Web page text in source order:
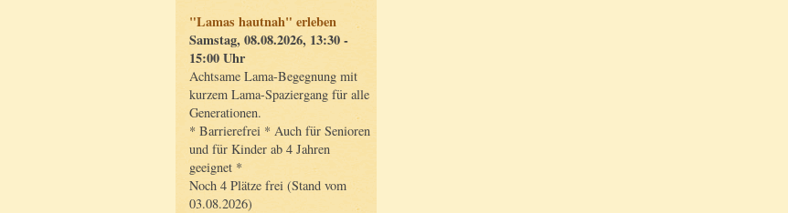
"Lamas hautnah" erleben
Samstag, 08.08.2026, 13:30 -
15:00 Uhr
Achtsame Lama-Begegnung mit
kurzem Lama-Spaziergang für alle
Generationen.
* Barrierefrei * Auch für Senioren
und für Kinder ab 4 Jahren
geeignet *
Noch 4 Plätze frei (Stand vom
03.08.2026)